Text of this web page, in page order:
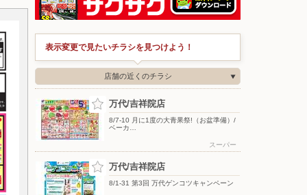
表示変更で見たいチラシを見つけよう！
店舗の近くのチラシ
万代/吉祥院店
8/7-10 月に1度の大青果祭!（お盆準備）/
ベーカ…
スーパー
万代/吉祥院店
8/1-31 第3回 万代ゲンコツキャンペーン